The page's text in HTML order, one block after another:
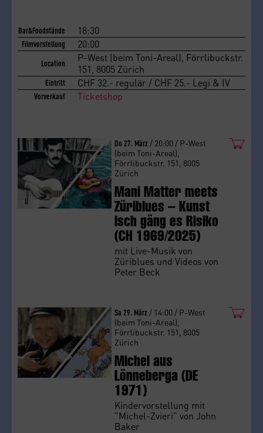
Bar&Foodstände 18:30
Filmvorstellung 20:00
Location
P-West (beim Toni-Areal), Förrlibuckstr.
151, 8005 Zürich
Eintritt CHF 32.- regulär / CHF 25.- Legi & IV
Vorverkauf Ticketshop
Do 27. März / 20:00 / P-West
(beim Toni-Areal),
Förrlibuckstr. 151, 8005
Zürich
Mani Matter meets
Züriblues – Kunst
isch gäng es Risiko
(CH 1969/2025)
mit Live-Musik von
Züriblues und Videos von
Peter Beck
Sa 29. März / 14:00 / P-West
(beim Toni-Areal),
Förrlibuckstr. 151, 8005
Zürich
Michel aus
Lönneberga (DE
1971)
Kindervorstellung mit
"Michel-Zvieri" von John
Baker